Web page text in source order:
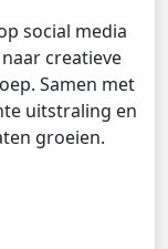
social media
creatieve
Samen met
uitstraling en
groeien.